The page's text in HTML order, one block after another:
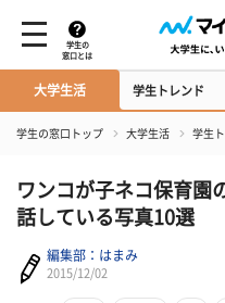
学生の
窓口とは
大学生活 学生トレンド
学生の窓口トップ 大学生活 学生
ワンコが子ネコ保育園
話している写真10選
編集部：はまみ
2015/12/02